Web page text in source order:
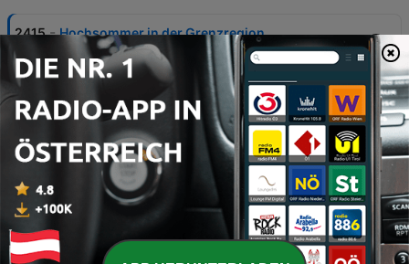
2415 - Hochsommer in der Grenzregion
31 Jul. 2026
2414 Tschechische Wurzeln
30 Jul. 2026
2413 - Symposium Feldversuche
2412 - Urbane Badefreuden
28 Jul. 2026